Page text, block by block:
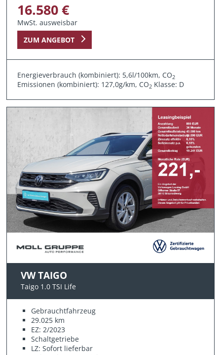
16.580 €
MwSt. ausweisbar
ZUM ANGEBOT
Energieverbrauch (kombiniert): 5,6l/100km, CO2
Emissionen (kombiniert): 127,0g/km, CO2 Klasse: D
VW TAIGO
Taigo 1.0 TSI Life
Gebrauchtfahrzeug
29.025 km
EZ: 2/2023
Schaltgetriebe
LZ: Sofort lieferbar